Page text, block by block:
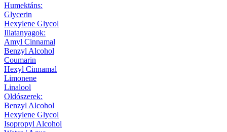
Humektáns:
Glycerin
Hexylene Glycol
Illatanyagok:
Amyl Cinnamal
Benzyl Alcohol
Coumarin
Hexyl Cinnamal
Limonene
Linalool
Oldószerek:
Benzyl Alcohol
Hexylene Glycol
Isopropyl Alcohol